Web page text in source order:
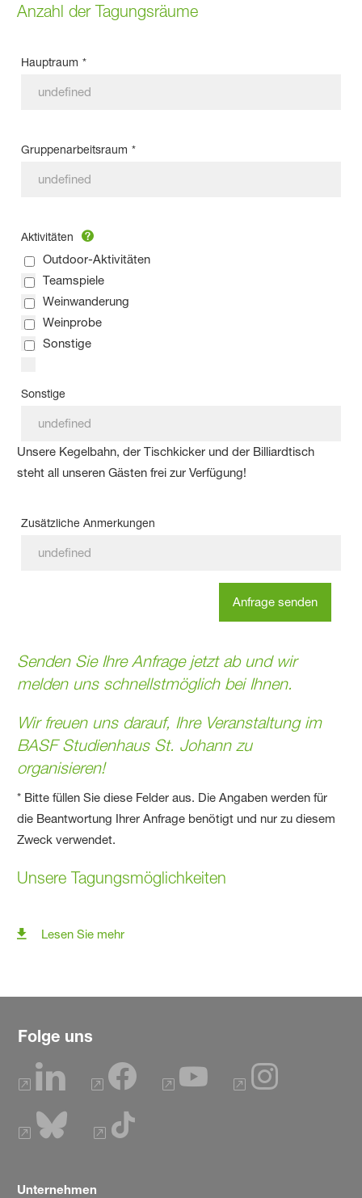
Anzahl der Tagungsräume
Hauptraum *
Gruppenarbeitsraum *
Aktivitäten
Outdoor-Aktivitäten
Teamspiele
Weinwanderung
Weinprobe
Sonstige
Sonstige
Unsere Kegelbahn, der Tischkicker und der Billiardtisch
steht all unseren Gästen frei zur Verfügung!
Zusätzliche Anmerkungen
Anfrage senden
Senden Sie Ihre Anfrage jetzt ab und wir
melden uns schnellstmöglich bei Ihnen.
Wir freuen uns darauf, Ihre Veranstaltung im
BASF Studienhaus St. Johann zu
organisieren!
* Bitte füllen Sie diese Felder aus. Die Angaben werden für
die Beantwortung Ihrer Anfrage benötigt und nur zu diesem
Zweck verwendet.
Unsere Tagungsmöglichkeiten
Lesen Sie mehr
Folge uns
Unternehmen